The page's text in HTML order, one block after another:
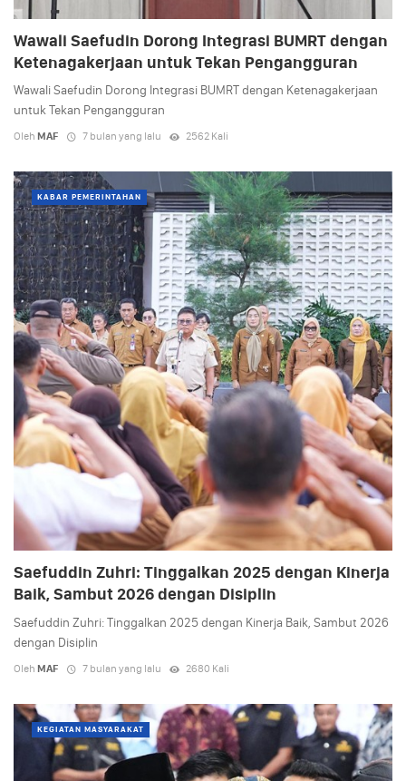
Wawali Saefudin Dorong Integrasi BUMRT dengan
Ketenagakerjaan untuk Tekan Pengangguran
Wawali Saefudin Dorong Integrasi BUMRT dengan Ketenagakerjaan
untuk Tekan Pengangguran
Oleh MAF 7 bulan yang lalu 2562 Kali
KABAR PEMERINTAHAN
Saefuddin Zuhri: Tinggalkan 2025 dengan Kinerja
Baik, Sambut 2026 dengan Disiplin
Saefuddin Zuhri: Tinggalkan 2025 dengan Kinerja Baik, Sambut 2026
dengan Disiplin
Oleh MAF 7 bulan yang lalu 2680 Kali
KEGIATAN MASYARAKAT